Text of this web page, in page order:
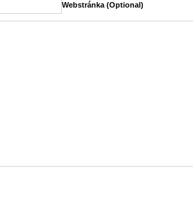
Webstránka (Optional)